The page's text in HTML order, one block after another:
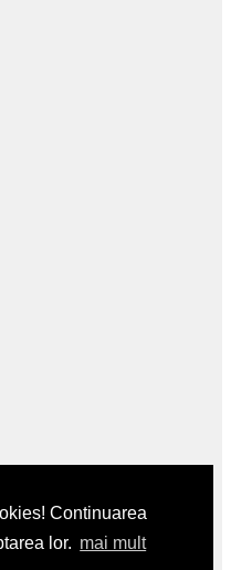
Continuarea
lor. mai mult
noastre. Utilizand aceste
cookie-urile.Mai multe